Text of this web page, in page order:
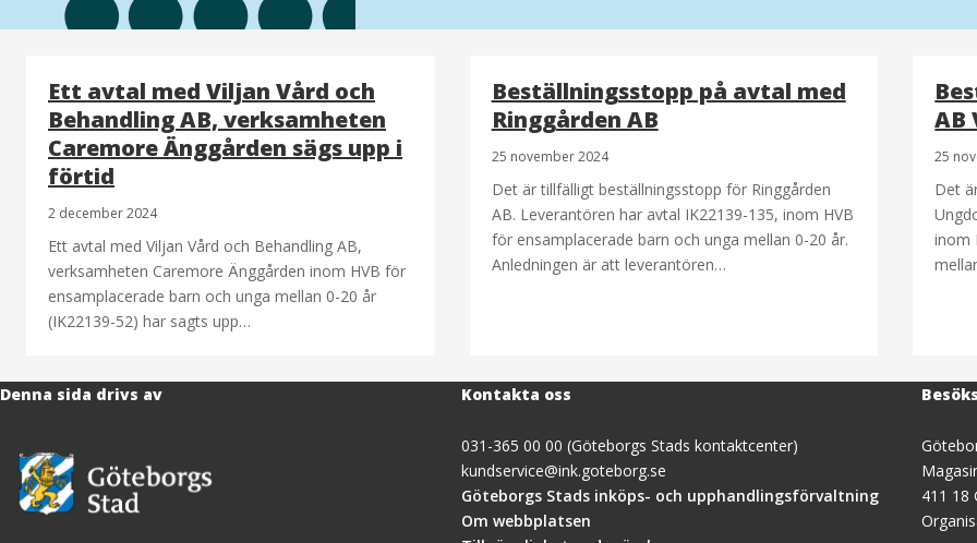
Ett avtal med Viljan Vård och
Behandling AB, verksamheten
Caremore Änggården sägs upp i
förtid
2 december 2024
Ett avtal med Viljan Vård och Behandling AB,
verksamheten Caremore Änggården inom HVB för
ensamplacerade barn och unga mellan 0-20 år
(IK22139-52) har sagts upp…
Beställningsstopp på avtal med
Ringgården AB
25 november 2024
Det är tillfälligt beställningsstopp för Ringgården
AB. Leverantören har avtal IK22139-135, inom HVB
för ensamplacerade barn och unga mellan 0-20 år.
Anledningen är att leverantören…
AB
25
Det
inom
Denna sida drivs av Kontakta oss
031-365 00 00 (Göteborgs Stads kontaktcenter)
kundservice@ink.goteborg.se
Göteborgs Stads inköps- och upphandlingsförvaltning(öppnas
Om webbplatsen
411 18